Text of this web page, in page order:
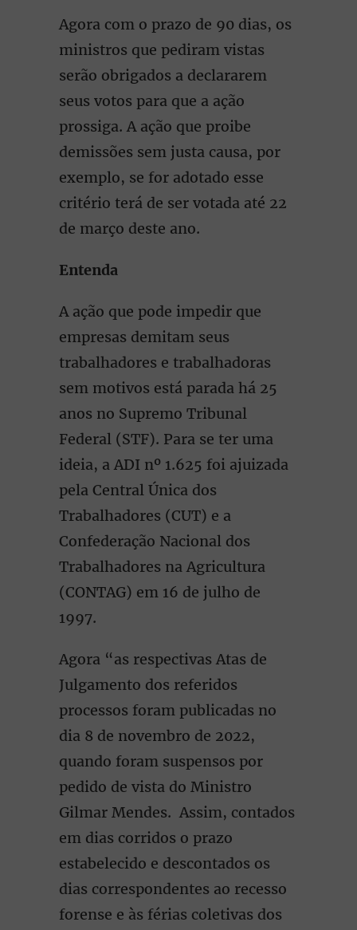
Agora com o prazo de 90 dias, os
ministros que pediram vistas
serão obrigados a declararem
seus votos para que a ação
prossiga. A ação que proibe
demissões sem justa causa, por
exemplo, se for adotado esse
critério terá de ser votada até 22
de março deste ano.
Entenda
A ação que pode impedir que
empresas demitam seus
trabalhadores e trabalhadoras
sem motivos está parada há 25
anos no Supremo Tribunal
Federal (STF). Para se ter uma
ideia, a ADI nº 1.625 foi ajuizada
pela Central Única dos
Trabalhadores (CUT) e a
Confederação Nacional dos
Trabalhadores na Agricultura
(CONTAG) em 16 de julho de
1997.
Agora “as respectivas Atas de
Julgamento dos referidos
processos foram publicadas no
dia 8 de novembro de 2022,
quando foram suspensos por
pedido de vista do Ministro
Gilmar Mendes. Assim, contados
em dias corridos o prazo
estabelecido e descontados os
dias correspondentes ao recesso
forense e às férias coletivas dos